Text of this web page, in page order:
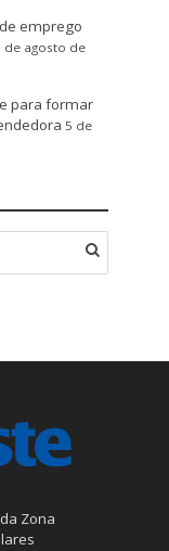
emprego
de agosto de
para formar
5 de
Zona